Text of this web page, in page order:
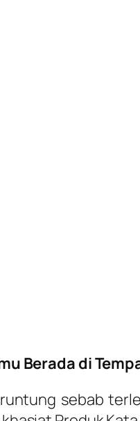
Berada di
sebab